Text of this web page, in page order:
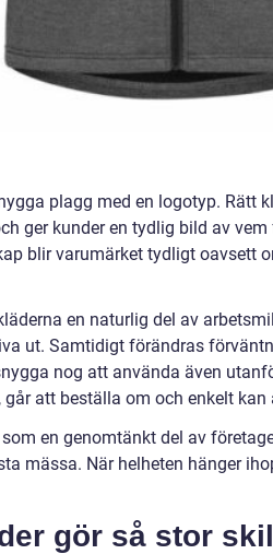
plagg med en logotyp. Rätt
ger kunder en tydlig bild av
blir varumärket tydligt oavsett
en naturlig del av
ut. Samtidigt förändras
nog att använda även
att beställa om och enkelt
en genomtänkt del av
mässa. När helheten hänger
gör så stor